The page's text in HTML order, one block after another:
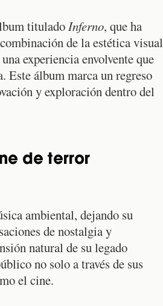
tituladoInferno, que ha
de la estética visual
experiencia envolvente que
Este álbum marca un regreso
y exploración dentro del
de terror
ambiental, dejando su
de nostalgia y
natural de su legado
no solo a través de sus
el cine.